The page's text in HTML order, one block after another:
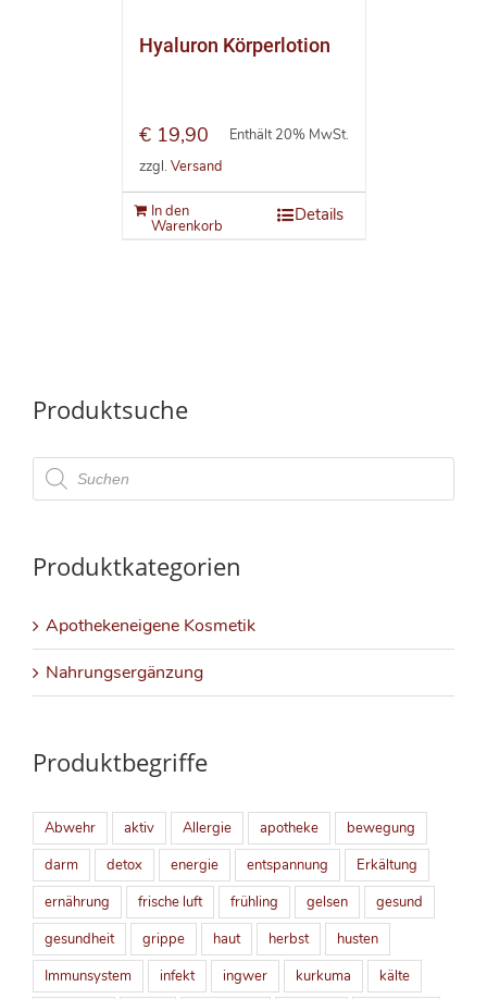
Hyaluron Körperlotion
€19,90
Enthält 20% MwSt.
zzgl. Versand
In den
Warenkorb
Details
Produktsuche
Products
search
Produktkategorien
Apothekeneigene Kosmetik
Nahrungsergänzung
Produktbegriffe
Abwehr aktiv Allergie apotheke
bewegung
darm
detox energie entspannung
Erkältung
ernährung
frische luft frühling gelsen
gesund
gesundheit
grippe haut herbst
husten
Immunsystem
infekt ingwer kurkuma
kälte